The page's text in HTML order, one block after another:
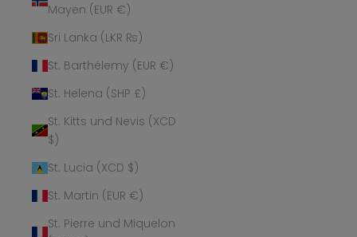
Mayen (EUR €)
Sri Lanka (LKR ₨)
St. Barthélemy (EUR €)
St. Helena (SHP £)
St. Kitts und Nevis (XCD
$)
St. Lucia (XCD $)
St. Martin (EUR €)
St. Pierre und Miquelon